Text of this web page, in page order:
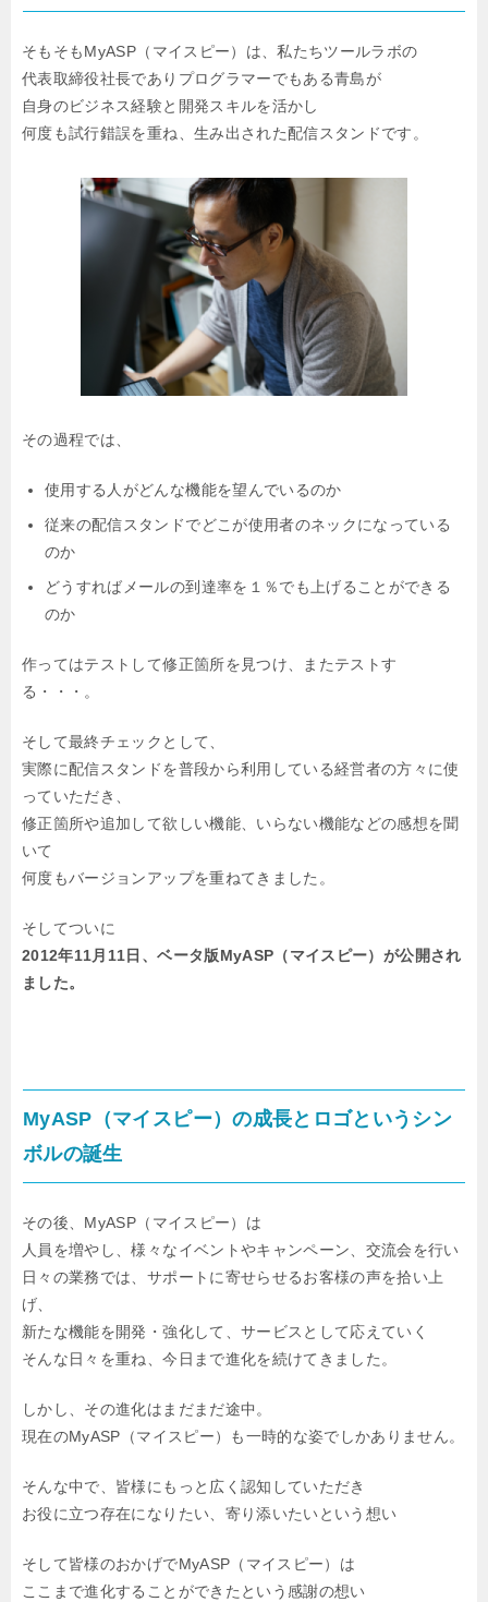
そもそもMyASP（マイスピー）は、私たちツールラボの
代表取締役社長でありプログラマーでもある青島が
自身のビジネス経験と開発スキルを活かし
何度も試行錯誤を重ね、生み出された配信スタンドです。
その過程では、
使用する人がどんな機能を望んでいるのか
従来の配信スタンドでどこが使用者のネックになっている
のか
どうすればメールの到達率を１％でも上げることができる
のか
作ってはテストして修正箇所を見つけ、またテストす
る・・・。
そして最終チェックとして、
実際に配信スタンドを普段から利用している経営者の方々に使
っていただき、
修正箇所や追加して欲しい機能、いらない機能などの感想を聞
いて
何度もバージョンアップを重ねてきました。
そしてついに
2012年11月11日、ベータ版MyASP（マイスピー）が公開され
ました。
MyASP（マイスピー）の成長とロゴというシン
ボルの誕生
その後、MyASP（マイスピー）は
人員を増やし、様々なイベントやキャンペーン、交流会を行い
日々の業務では、サポートに寄せらせるお客様の声を拾い上
げ、
新たな機能を開発・強化して、サービスとして応えていく
そんな日々を重ね、今日まで進化を続けてきました。
しかし、その進化はまだまだ途中。
現在のMyASP（マイスピー）も一時的な姿でしかありません。
そんな中で、皆様にもっと広く認知していただき
お役に立つ存在になりたい、寄り添いたいという想い
そして皆様のおかげでMyASP（マイスピー）は
ここまで進化することができたという感謝の想い